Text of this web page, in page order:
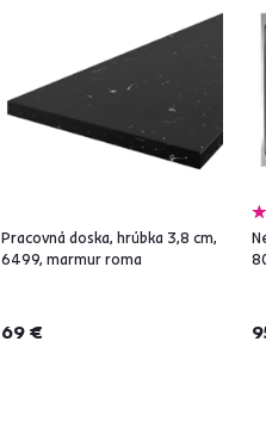
Pracovná doska, hrúbka 3,8 cm,
6499, marmur roma
69 €